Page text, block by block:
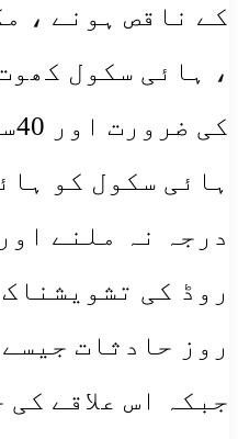
کے ناقص ہونے ،
، ہائی سکول
ہائی سکول کو
درجہ نہ ملنے
روڈ کی
روز حادثات
جبکہ اس علاقے